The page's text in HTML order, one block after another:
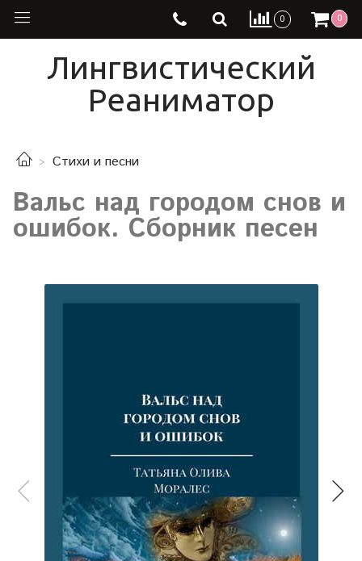
0 0
Лингвистический
Реаниматор
Стихи и песни
Вальс над городом снов и
ошибок. Сборник песен